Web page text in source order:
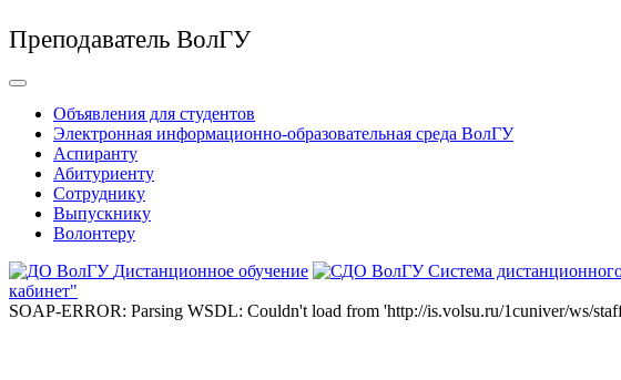
Преподаватель ВолГУ
Объявления для студентов
Электронная информационно-образовательная среда ВолГУ
Аспиранту
Абитуриенту
Сотруднику
Выпускнику
Волонтеру
Дистанционное обучение
Система
кабинет"
SOAP-ERROR: Parsing WSDL: Couldn't load from 'http://is.volsu.ru/1cuniver/ws/